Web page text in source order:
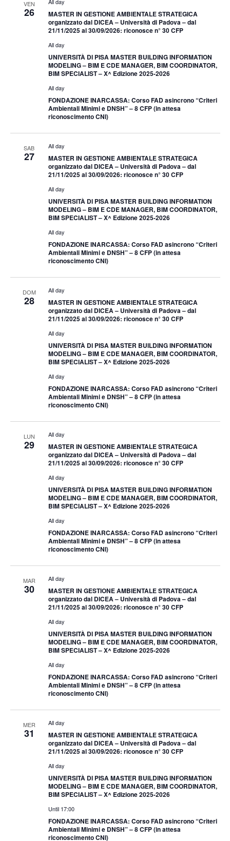
VEN
26
MASTER IN GESTIONE AMBIENTALE STRATEGICA
organizzato dal DICEA – Università di Padova – dal
21/11/2025 al 30/09/2026: riconosce n° 30 CFP
All day
UNIVERSITÀ DI PISA MASTER BUILDING INFORMATION
MODELING – BIM E CDE MANAGER, BIM COORDINATOR,
BIM SPECIALIST – X^ Edizione 2025-2026
All day
FONDAZIONE INARCASSA: Corso FAD asincrono “Criteri
Ambientali Minimi e DNSH” – 8 CFP (in attesa
riconoscimento CNI)
SAB
27
All day
MASTER IN GESTIONE AMBIENTALE STRATEGICA
organizzato dal DICEA – Università di Padova – dal
21/11/2025 al 30/09/2026: riconosce n° 30 CFP
All day
UNIVERSITÀ DI PISA MASTER BUILDING INFORMATION
MODELING – BIM E CDE MANAGER, BIM COORDINATOR,
BIM SPECIALIST – X^ Edizione 2025-2026
All day
FONDAZIONE INARCASSA: Corso FAD asincrono “Criteri
Ambientali Minimi e DNSH” – 8 CFP (in attesa
riconoscimento CNI)
DOM
28
All day
MASTER IN GESTIONE AMBIENTALE STRATEGICA
organizzato dal DICEA – Università di Padova – dal
21/11/2025 al 30/09/2026: riconosce n° 30 CFP
All day
UNIVERSITÀ DI PISA MASTER BUILDING INFORMATION
MODELING – BIM E CDE MANAGER, BIM COORDINATOR,
BIM SPECIALIST – X^ Edizione 2025-2026
All day
FONDAZIONE INARCASSA: Corso FAD asincrono “Criteri
Ambientali Minimi e DNSH” – 8 CFP (in attesa
riconoscimento CNI)
LUN
29
All day
MASTER IN GESTIONE AMBIENTALE STRATEGICA
organizzato dal DICEA – Università di Padova – dal
21/11/2025 al 30/09/2026: riconosce n° 30 CFP
All day
UNIVERSITÀ DI PISA MASTER BUILDING INFORMATION
MODELING – BIM E CDE MANAGER, BIM COORDINATOR,
BIM SPECIALIST – X^ Edizione 2025-2026
All day
FONDAZIONE INARCASSA: Corso FAD asincrono “Criteri
Ambientali Minimi e DNSH” – 8 CFP (in attesa
riconoscimento CNI)
MAR
30
All day
MASTER IN GESTIONE AMBIENTALE STRATEGICA
organizzato dal DICEA – Università di Padova – dal
21/11/2025 al 30/09/2026: riconosce n° 30 CFP
All day
UNIVERSITÀ DI PISA MASTER BUILDING INFORMATION
MODELING – BIM E CDE MANAGER, BIM COORDINATOR,
BIM SPECIALIST – X^ Edizione 2025-2026
All day
FONDAZIONE INARCASSA: Corso FAD asincrono “Criteri
Ambientali Minimi e DNSH” – 8 CFP (in attesa
riconoscimento CNI)
MER
31
All day
MASTER IN GESTIONE AMBIENTALE STRATEGICA
organizzato dal DICEA – Università di Padova – dal
21/11/2025 al 30/09/2026: riconosce n° 30 CFP
All day
UNIVERSITÀ DI PISA MASTER BUILDING INFORMATION
MODELING – BIM E CDE MANAGER, BIM COORDINATOR,
BIM SPECIALIST – X^ Edizione 2025-2026
Until 17:00
FONDAZIONE INARCASSA: Corso FAD asincrono “Criteri
Ambientali Minimi e DNSH” – 8 CFP (in attesa
riconoscimento CNI)